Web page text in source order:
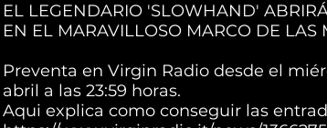
EL LEGENDARIO 'SLOWHAND'
EN EL MARAVILLOSO MARCO DE LAS
Preventa en Virgin Radio desde el
abril a las 23:59 horas.
Aqui explica como conseguir las